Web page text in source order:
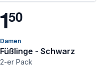
150
Damen
Füßlinge - Schwarz
2-er Pack